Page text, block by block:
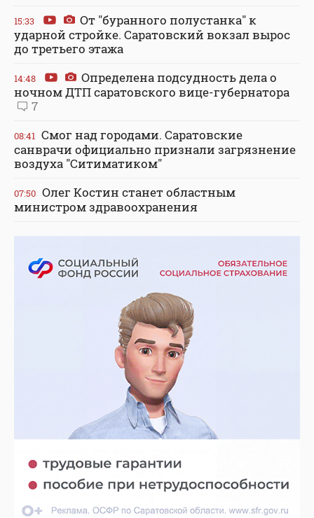
15:33
От "буранного полустанка" к
ударной стройке. Саратовский вокзал вырос
до третьего этажа
14:48
Определена подсудность дела о
ночном ДТП саратовского вице-губернатора
7
08:41 Смог над городами. Саратовские
санврачи официально признали загрязнение
воздуха "Ситиматиком"
07:50 Олег Костин станет областным
министром здравоохранения